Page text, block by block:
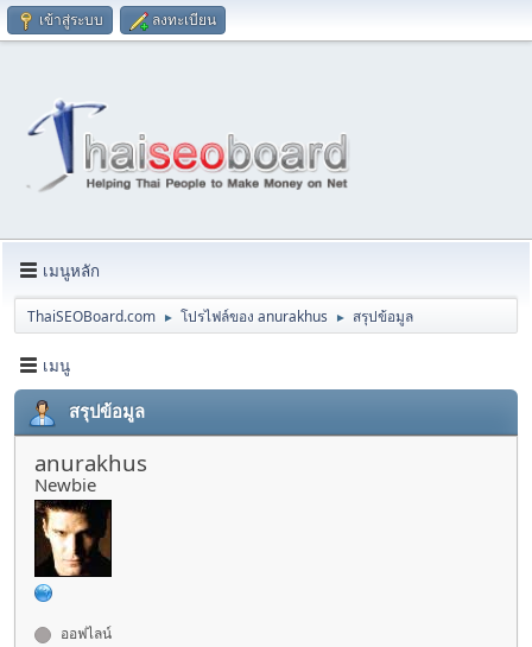
เข้าสู่ระบบ ลงทะเบียน
เมนูหลัก
ThaiSEOBoard.com ► โปรไฟล์ของ anurakhus ► สรุปข้อมูล
เมนู
สรุปข้อมูล
anurakhus
Newbie
ออฟไลน์